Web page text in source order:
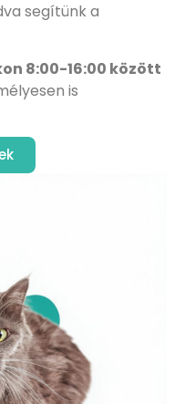
segítünk a
8:00-16:00 között
is